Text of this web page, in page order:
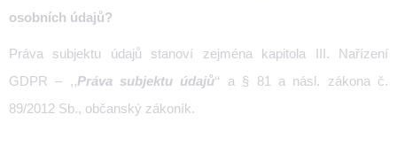
osobních údajů?
Práva subjektu údajů stanoví zejména kapitola III. Nařízení
GDPR – ,,Práva subjektu údajů‘‘ a § 81 a násl. zákona č.
89/2012 Sb., občanský zákoník.